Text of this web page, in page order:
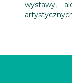
wystawy,